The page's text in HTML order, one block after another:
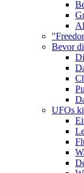
Bevor
UFOs